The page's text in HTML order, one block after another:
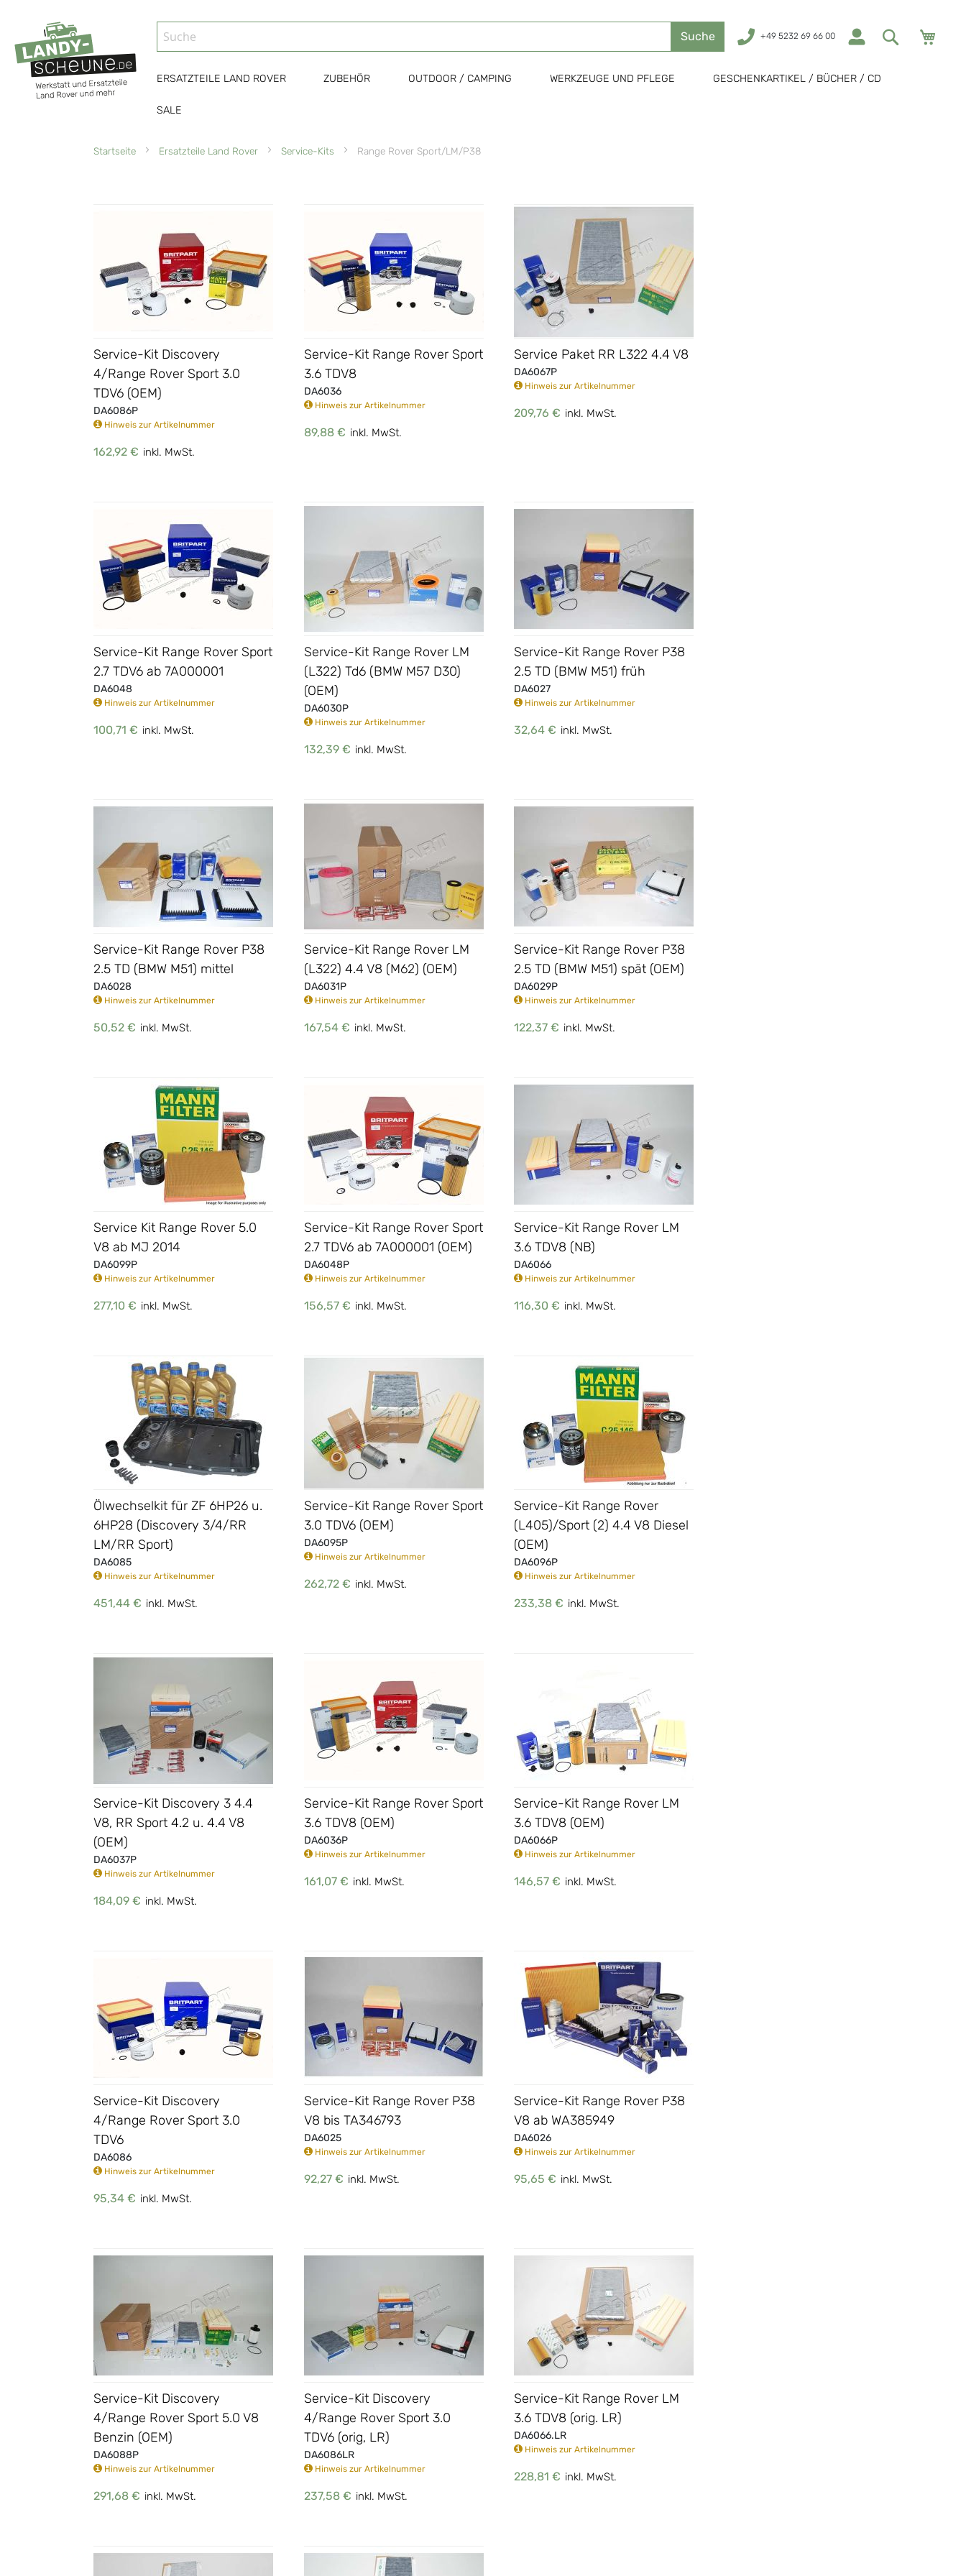
Suche +49 5232 69 66 00
ERSATZTEILE LAND ROVER ZUBEHÖR OUTDOOR / CAMPING WERKZEUGE UND PFLEGE GESCHENKARTIKEL / BÜCHER / CD
SALE
Startseite Ersatzteile Land Rover Service-Kits Range Rover Sport/LM/P38
Service-Kit Discovery
4/Range Rover Sport 3.0
TDV6 (OEM)
DA6086P
Hinweis zur Artikelnummer
162,92 € inkl. MwSt.
Service-Kit Range Rover Sport
3.6 TDV8
DA6036
Hinweis zur Artikelnummer
89,88 € inkl. MwSt.
Service Paket RR L322 4.4 V8
DA6067P
Hinweis zur Artikelnummer
209,76 € inkl. MwSt.
Service-Kit Range Rover Sport
2.7 TDV6 ab 7A000001
DA6048
Hinweis zur Artikelnummer
100,71 € inkl. MwSt.
Service-Kit Range Rover LM
(L322) Td6 (BMW M57 D30)
(OEM)
DA6030P
Hinweis zur Artikelnummer
132,39 € inkl. MwSt.
Service-Kit Range Rover P38
2.5 TD (BMW M51) früh
DA6027
Hinweis zur Artikelnummer
32,64 € inkl. MwSt.
Service-Kit Range Rover P38
2.5 TD (BMW M51) mittel
DA6028
Hinweis zur Artikelnummer
50,52 € inkl. MwSt.
Service-Kit Range Rover LM
(L322) 4.4 V8 (M62) (OEM)
DA6031P
Hinweis zur Artikelnummer
167,54 € inkl. MwSt.
Service-Kit Range Rover P38
2.5 TD (BMW M51) spät (OEM)
DA6029P
Hinweis zur Artikelnummer
122,37 € inkl. MwSt.
Service Kit Range Rover 5.0
V8 ab MJ 2014
DA6099P
Hinweis zur Artikelnummer
277,10 € inkl. MwSt.
Service-Kit Range Rover Sport
2.7 TDV6 ab 7A000001 (OEM)
DA6048P
Hinweis zur Artikelnummer
156,57 € inkl. MwSt.
Service-Kit Range Rover LM
3.6 TDV8 (NB)
DA6066
Hinweis zur Artikelnummer
116,30 € inkl. MwSt.
Ölwechselkit für ZF 6HP26 u.
6HP28 (Discovery 3/4/RR
LM/RR Sport)
DA6085
Hinweis zur Artikelnummer
451,44 € inkl. MwSt.
Service-Kit Range Rover Sport
3.0 TDV6 (OEM)
DA6095P
Hinweis zur Artikelnummer
262,72 € inkl. MwSt.
Service-Kit Range Rover
(L405)/Sport (2) 4.4 V8 Diesel
(OEM)
DA6096P
Hinweis zur Artikelnummer
233,38 € inkl. MwSt.
Service-Kit Discovery 3 4.4
V8, RR Sport 4.2 u. 4.4 V8
(OEM)
DA6037P
Hinweis zur Artikelnummer
184,09 € inkl. MwSt.
Service-Kit Range Rover Sport
3.6 TDV8 (OEM)
DA6036P
Hinweis zur Artikelnummer
161,07 € inkl. MwSt.
Service-Kit Range Rover LM
3.6 TDV8 (OEM)
DA6066P
Hinweis zur Artikelnummer
146,57 € inkl. MwSt.
Service-Kit Discovery
4/Range Rover Sport 3.0
TDV6
DA6086
Hinweis zur Artikelnummer
95,34 € inkl. MwSt.
Service-Kit Range Rover P38
V8 bis TA346793
DA6025
Hinweis zur Artikelnummer
92,27 € inkl. MwSt.
Service-Kit Range Rover P38
V8 ab WA385949
DA6026
Hinweis zur Artikelnummer
95,65 € inkl. MwSt.
Service-Kit Discovery
4/Range Rover Sport 5.0 V8
Benzin (OEM)
DA6088P
Hinweis zur Artikelnummer
291,68 € inkl. MwSt.
Service-Kit Discovery
4/Range Rover Sport 3.0
TDV6 (orig, LR)
DA6086LR
Hinweis zur Artikelnummer
237,58 € inkl. MwSt.
Service-Kit Range Rover LM
3.6 TDV8 (orig. LR)
DA6066.LR
Hinweis zur Artikelnummer
228,81 € inkl. MwSt.